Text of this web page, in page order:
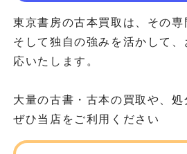
東京書房の古本買取は、その専
そして独自の強みを活かして
応いたします。
大量の古書・古本の買取や、処
ぜひ当店をご利用ください